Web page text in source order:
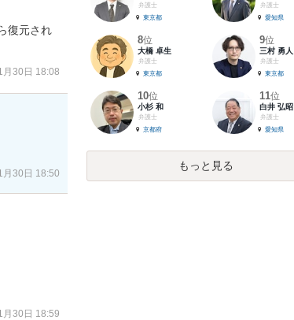
復元され
月30日 18:08
月30日 18:50
月30日 18:59
弁護士
東京都
弁護士
愛知県
8位
大橋 卓生
弁護士
東京都
9位
三村 勇人
弁護士
東京都
10位
小杉 和
弁護士
京都府
11位
白井 弘昭
弁護士
愛知県
もっと見る